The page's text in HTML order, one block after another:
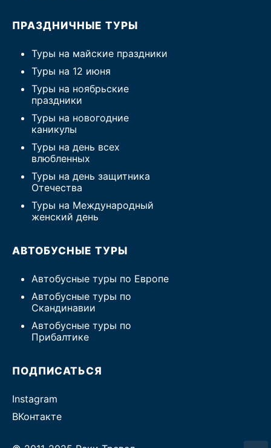
ПРАЗДНИЧНЫЕ ТУРЫ
Туры на майские праздники
Туры на 12 июня
Туры на ноябрьские
праздники
Туры на новогодние
каникулы
Туры на день всех
влюбленных
Туры на день защитника
Отечества
Туры на Международный
женский день
АВТОБУСНЫЕ ТУРЫ
Автобусные туры по Европе
Автобусные туры по
Скандинавии
Автобусные туры по
Прибалтике
ПОДПИСАТЬСЯ
Instagram
ВКонтакте